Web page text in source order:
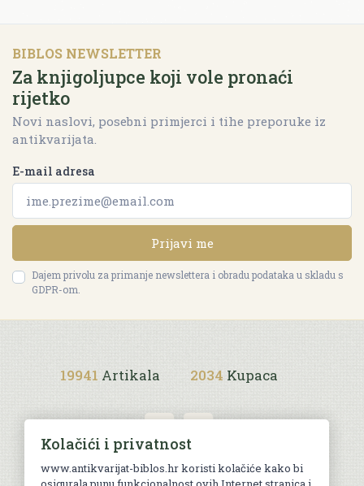
BIBLOS NEWSLETTER
Za knjigoljupce koji vole pronaći
rijetko
Novi naslovi, posebni primjerci i tihe preporuke iz
antikvarijata.
E-mail adresa
Prijavi me
Dajem privolu za primanje newslettera i obradu podataka u skladu s
GDPR-om.
19941 Artikala 2034 Kupaca
Kolačići i privatnost
www.antikvarijat-biblos.hr koristi kolačiće kako bi